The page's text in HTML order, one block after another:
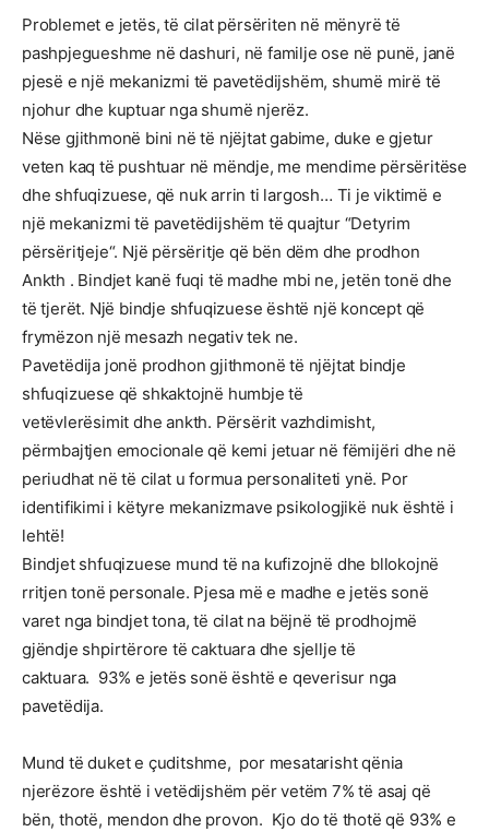
Problemet e jetës, të cilat përsëriten në mënyrë të
pashpjegueshme në dashuri, në familje ose në punë, janë
pjesë e një mekanizmi të pavetëdijshëm, shumë mirë të
njohur dhe kuptuar nga shumë njerëz.
Nëse gjithmonë bini në të njëjtat gabime, duke e gjetur
veten kaq të pushtuar në mëndje, me mendime përsëritëse
dhe shfuqizuese, që nuk arrin ti largosh… Ti je viktimë e
një mekanizmi të pavetëdijshëm të quajtur “Detyrim
përsëritjeje“. Një përsëritje që bën dëm dhe prodhon
Ankth . Bindjet kanë fuqi të madhe mbi ne, jetën tonë dhe
të tjerët. Një bindje shfuqizuese është një koncept që
frymëzon një mesazh negativ tek ne.
Pavetëdija jonë prodhon gjithmonë të njëjtat bindje
shfuqizuese që shkaktojnë humbje të
vetëvlerësimit dhe ankth. Përsërit vazhdimisht,
përmbajtjen emocionale që kemi jetuar në fëmijëri dhe në
periudhat në të cilat u formua personaliteti ynë. Por
identifikimi i këtyre mekanizmave psikologjikë nuk është i
lehtë!
Bindjet shfuqizuese mund të na kufizojnë dhe bllokojnë
rritjen tonë personale. Pjesa më e madhe e jetës sonë
varet nga bindjet tona, të cilat na bëjnë të prodhojmë
gjëndje shpirtërore të caktuara dhe sjellje të
caktuara. 93% e jetës sonë është e qeverisur nga
pavetëdija.
Mund të duket e çuditshme, por mesatarisht qënia
njerëzore është i vetëdijshëm për vetëm 7% të asaj që
bën, thotë, mendon dhe provon. Kjo do të thotë që 93% e